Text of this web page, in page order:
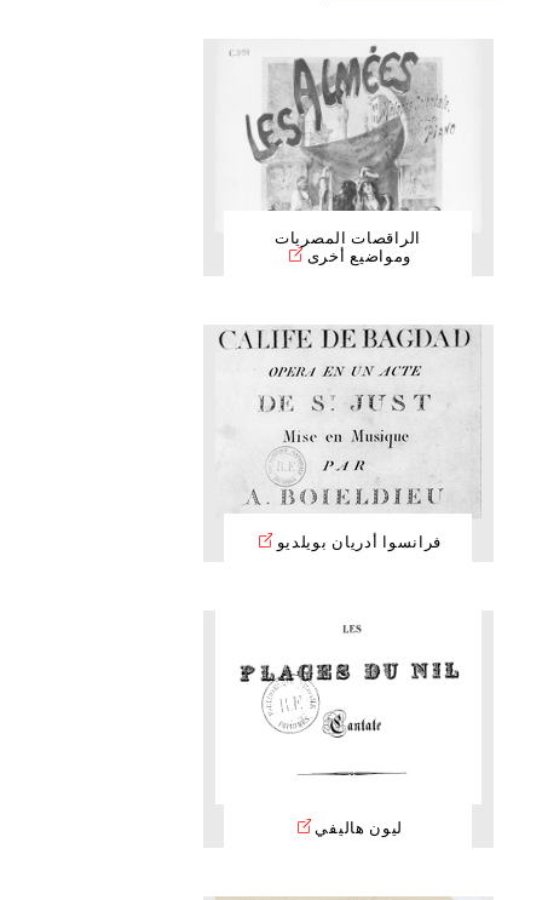
الراقصات المصريات
ومواضيع أخرى
فرانسوا أدريان بويلديو
ليون هاليفي